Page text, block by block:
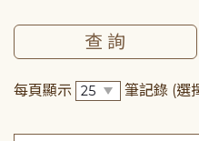
每頁顯示 筆記錄 (選